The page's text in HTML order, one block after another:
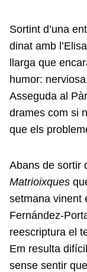
Sortint d’una
dinat amb
llarga que
humor:
Asseguda al
drames com si
que els
Abans de sortir
Matrioixques
setmana vinent
Fernández-
reescriptura el
Em resulta
sense sentir